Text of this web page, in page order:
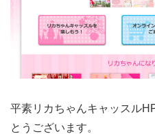
平素リカちゃんキャッスル
とうございます。